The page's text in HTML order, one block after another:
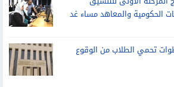
المرحلة الأولى للتنسيق
الحكومية والمعاهد مساء غد
العالي تحذر: 5 خطوات تحمي الطلاب من الوقوع